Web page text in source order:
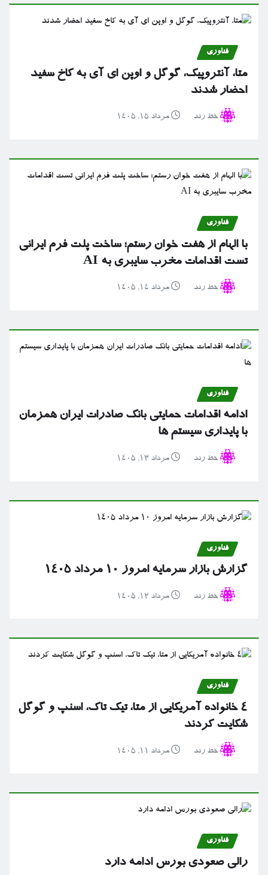
فناوری
متا، آنتروپیک، گوگل و اوپن ای آی به کاخ سفید
احضار شدند
خط رند مرداد ۱۵, ۱۴۰۵
فناوری
با الهام از هفت خوان رستم؛ ساخت پلت فرم ایرانی
تست اقدامات مخرب سایبری به AI
خط رند مرداد ۱۴, ۱۴۰۵
فناوری
ادامه اقدامات حمایتی بانک صادرات ایران همزمان
با پایداری سیستم ها
خط رند مرداد ۱۳, ۱۴۰۵
فناوری
گزارش بازار سرمایه امروز ۱۰ مرداد ۱۴۰۵
خط رند مرداد ۱۲, ۱۴۰۵
فناوری
۴ خانواده آمریکایی از متا، تیک تاک، اسنپ و گوگل
شکایت کردند
خط رند مرداد ۱۱, ۱۴۰۵
فناوری
رالی صعودی بورس ادامه دارد